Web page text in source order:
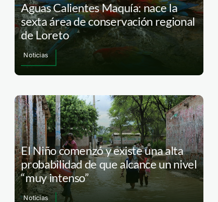
Aguas Calientes Maquía: nace la
sexta área de conservación regional
de Loreto
Noticias
El Niño comenzó y existe una alta
probabilidad de que alcance un nivel
“muy intenso”
Noticias